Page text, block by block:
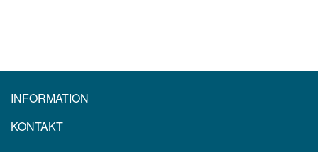
INFORMATION
KONTAKT